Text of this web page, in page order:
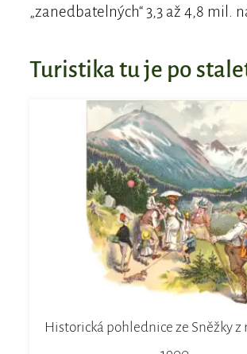
„zanedbatelných“ 3,3 až 4,8 mil.
Turistika tu je po
Historická pohlednice ze Sněžky z